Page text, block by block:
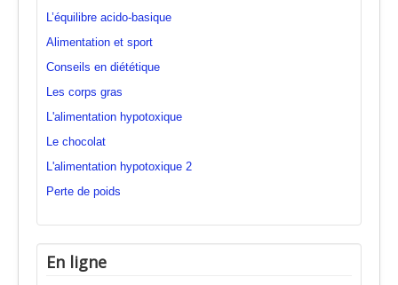
L’équilibre acido-basique
Alimentation et sport
Conseils en diététique
Les corps gras
L'alimentation hypotoxique
Le chocolat
L'alimentation hypotoxique 2
Perte de poids
En ligne